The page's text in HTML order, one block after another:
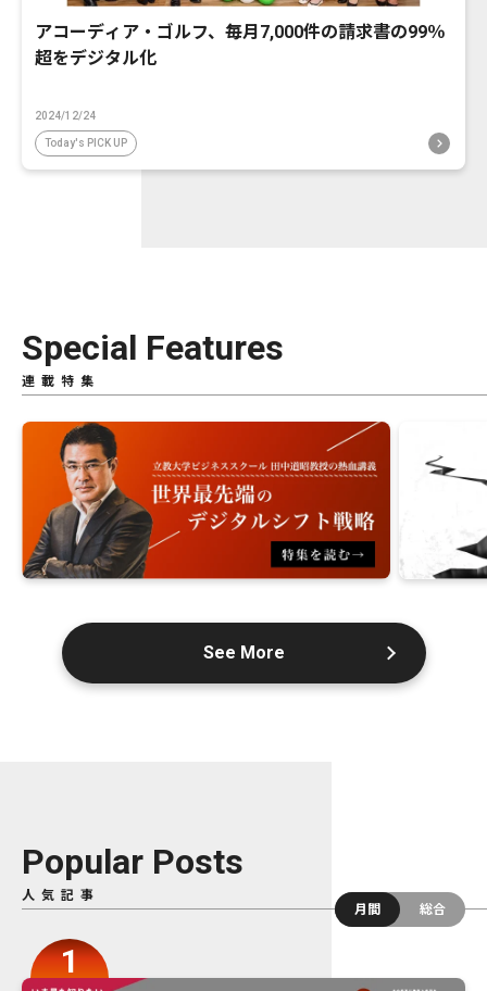
アコーディア・ゴルフ、毎月7,000件の請求書の99％
超をデジタル化
2024/12/24
Today's PICK UP
Special Features
連載特集
See More
Popular Posts
人気記事
月間
総合